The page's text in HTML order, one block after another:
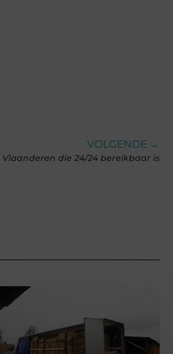
VOLGENDE →
die 24/24 bereikbaar is